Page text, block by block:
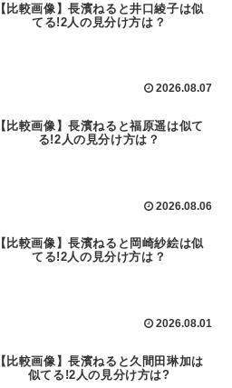
【比較画像】長濱ねると井口綾子は似
てる!2人の見分け方は？
2026.08.07
【比較画像】長濱ねると福原遥は似て
る!2人の見分け方は？
2026.08.06
【比較画像】長濱ねると岡崎紗絵は似
てる!2人の見分け方は？
2026.08.01
【比較画像】長濱ねると久間田琳加は
似てる!2人の見分け方は?